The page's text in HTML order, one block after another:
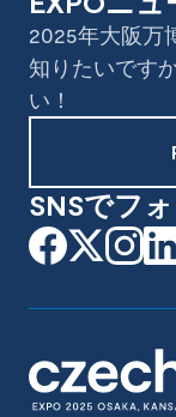
2025年大阪万
知りたいです
い！
SNSでフ